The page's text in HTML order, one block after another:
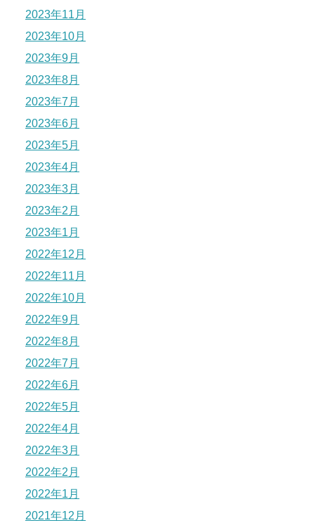
2023年11月
2023年10月
2023年9月
2023年8月
2023年7月
2023年6月
2023年5月
2023年4月
2023年3月
2023年2月
2023年1月
2022年12月
2022年11月
2022年10月
2022年9月
2022年8月
2022年7月
2022年6月
2022年5月
2022年4月
2022年3月
2022年2月
2022年1月
2021年12月